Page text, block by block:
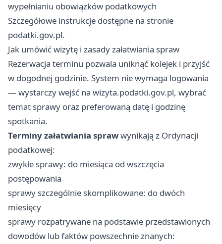
wypełnianiu obowiązków podatkowych
Szczegółowe instrukcje dostępne na stronie
podatki.gov.pl.
Jak umówić wizytę i zasady załatwiania spraw
Rezerwacja terminu pozwala uniknąć kolejek i przyjść
w dogodnej godzinie. System nie wymaga logowania
— wystarczy wejść na wizyta.podatki.gov.pl, wybrać
temat sprawy oraz preferowaną datę i godzinę
spotkania.
Terminy załatwiania sprawwynikają z Ordynacji
podatkowej:
zwykłe sprawy: do miesiąca od wszczęcia
postępowania
sprawy szczególnie skomplikowane: do dwóch
miesięcy
sprawy rozpatrywane na podstawie przedstawionych
dowodów lub faktów powszechnie znanych: